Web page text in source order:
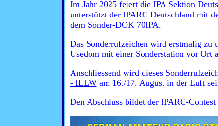
Im Jahr 2025 feiert die IPA Sektion
unterstützt der IPARC Deutschland mit
dem Sonder-DOK 70IPA.
Das Sonderrufzeichen wird erstmalig zu
Usedom mit einer Sonderstation vor Ort
Anschliessend wird dieses
- ILLWam 16./17. August in der Luft
Den Abschluss bildet der IPARC-